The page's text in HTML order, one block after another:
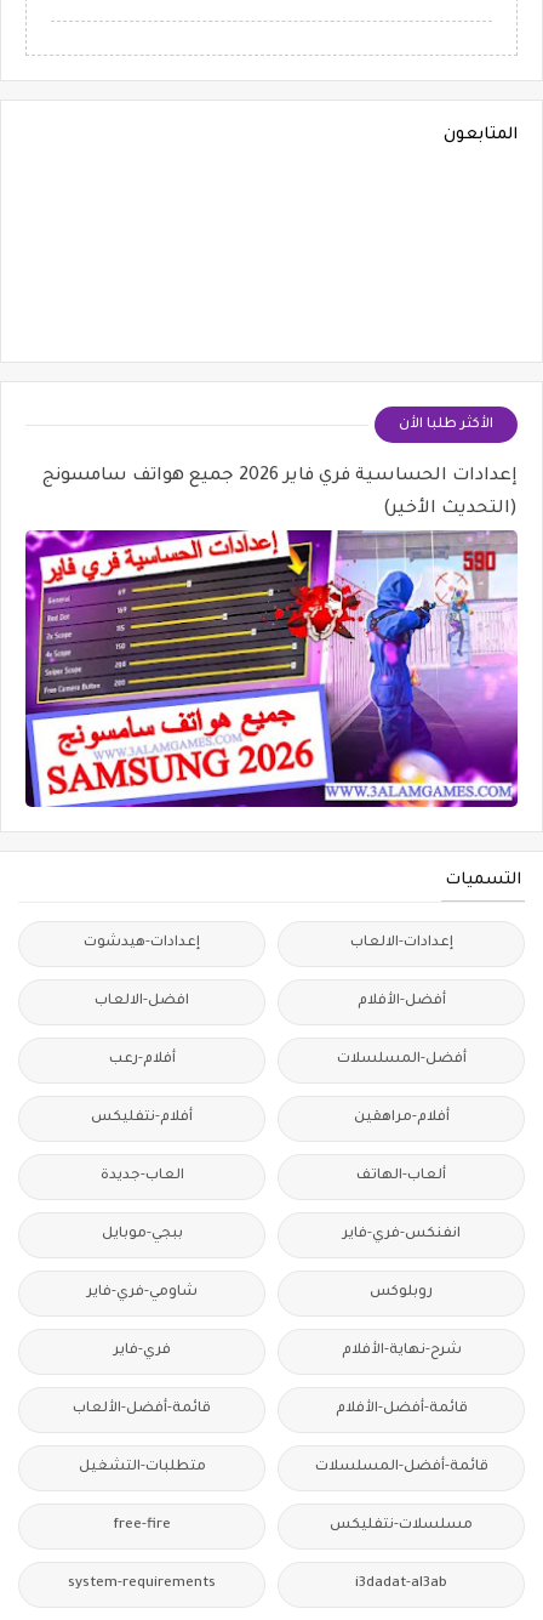
المتابعون
الأكثر طلبا الأن
إعدادات الحساسية فري فاير 2026 جميع هواتف سامسونج
(التحديث الأخير)
التسميات
إعدادات-الالعاب إعدادات-هيدشوت
أفضل-الأفلام افضل-الالعاب
أفضل-المسلسلات أفلام-رعب
أفلام-مراهقين أفلام-نتفليكس
ألعاب-الهاتف العاب-جديدة
انفنكس-فري-فاير ببجي-موبايل
روبلوكس شاومي-فري-فاير
شرح-نهاية-الأفلام فري-فاير
قائمة-أفضل-الأفلام قائمة-أفضل-الألعاب
قائمة-أفضل-المسلسلات متطلبات-التشغيل
مسلسلات-نتفليكس free-fire
i3dadat-al3ab
system-requirements